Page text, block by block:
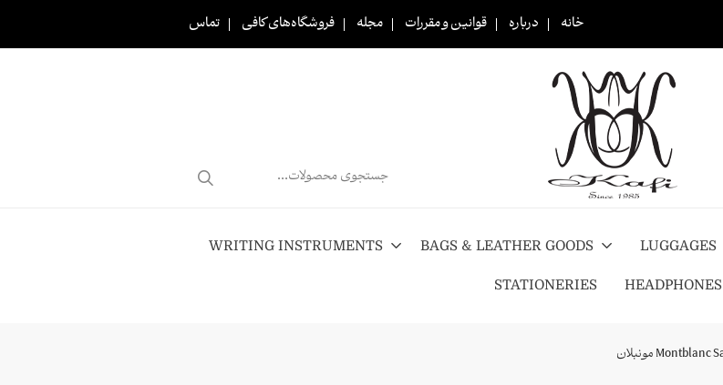
خانه درباره قوانین و مقررات مجله فروشگاه‌های کافی تماس
search
WRITING INSTRUMENTS BAGS & LEATHER GOODS LUGGAGES
STATIONERIES HEADPHONES